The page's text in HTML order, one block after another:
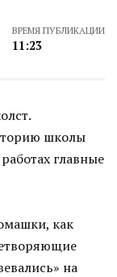
ВРЕМЯ ПУБЛИКАЦИИ
11:23
школы
главные
как
на